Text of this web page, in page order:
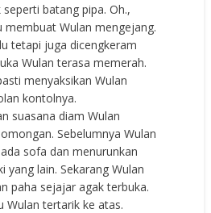
batang pipa. Oh.,
Wulan mengejang.
tetapi juga dicengkeram
Wulan terasa memerah.
menyaksikan Wulan
kontolnya.
suasana diam Wulan
Sebelumnya Wulan
sofa dan menurunkan
yang lain. Sekarang Wulan
paha sejajar agak terbuka.
Wulan tertarik ke atas.